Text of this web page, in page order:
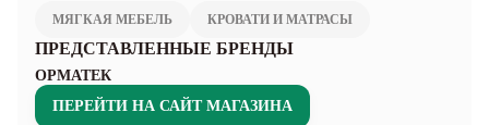
МЯГКАЯ МЕБЕЛЬ КРОВАТИ И МАТРАСЫ
ПРЕДСТАВЛЕННЫЕ БРЕНДЫ
ОРМАТЕК
ПЕРЕЙТИ НА САЙТ МАГАЗИНА